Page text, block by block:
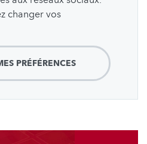
changer vos
PRÉFÉRENCES